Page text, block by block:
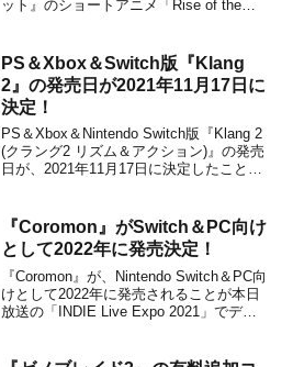
ット』のショートアニメ「Rise of the
下記から動画をチェックすることができ
ます。日本語吹き...
PS＆Xbox＆Switch版『Klang
2』の発売日が2021年11月17日に
決定！
PS＆Xbox＆Nintendo Switch版『Klang 2
(クラング2 リズム＆アクション)』の発売
日が、2021年11月17日に決定したことが
た。KLANG 2 IS F...
『Coromon』がSwitch＆PC向け
として2022年に発売決定！
『Coromon』が、Nintendo Switch＆PC向
けとして2022年に発売されることが本日
放送の「INDIE Live Expo 2021」でデベ